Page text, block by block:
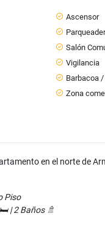
Ascensor
Salón
Vigilancia
Barbacoa
Zona
en el norte de
Piso
| 2 Baños 🚿